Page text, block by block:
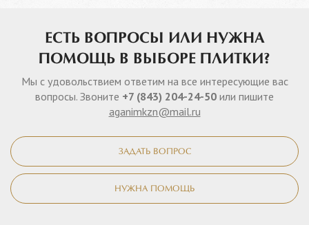
ЕСТЬ ВОПРОСЫ ИЛИ НУЖНА
ПОМОЩЬ В ВЫБОРЕ ПЛИТКИ?
Мы с удовольствием ответим на все интересующие вас
вопросы. Звоните +7 (843) 204-24-50 или пишите
aganimkzn@mail.ru
ЗАДАТЬ ВОПРОС
НУЖНА ПОМОЩЬ